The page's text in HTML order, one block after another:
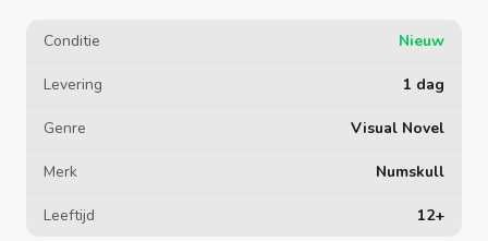
Conditie Nieuw
Levering 1 dag
Genre Visual Novel
Merk Numskull
Leeftijd 12+